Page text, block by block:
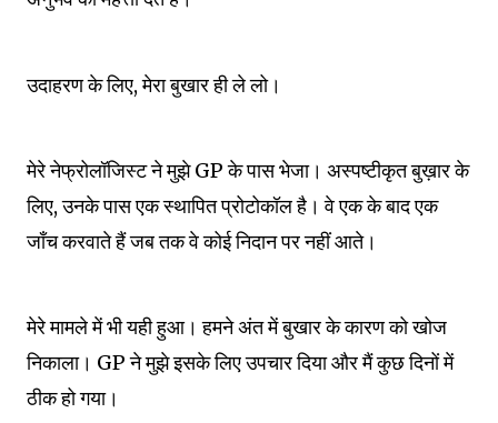
उदाहरण के लिए, मेरा बुखार ही ले लो।
मेरे नेफ्रोलॉजिस्ट ने मुझे GP के पास भेजा। अस्पष्टीकृत बुख़ार के
लिए, उनके पास एक स्थापित प्रोटोकॉल है।वे एक के बाद एक
जाँच करवाते हैं जब तक वे कोई निदान पर नहीं आते।
मेरे मामले में भी यही हुआ।हमने अंत में बुखार के कारण को खोज
निकाला। GP ने मुझे इसके लिए उपचार दिया और मैं कुछ दिनों में
ठीक हो गया।